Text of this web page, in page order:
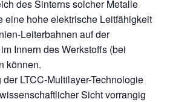
des Sinterns solcher Metalle
eine hohe elektrische Leitfähigkeit
Leiterbahnen auf der
Innern des Werkstoffs (bei
können.
LTCC-Multilayer-Technologie
Sicht vorrangig